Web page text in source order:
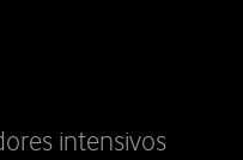
intensivos